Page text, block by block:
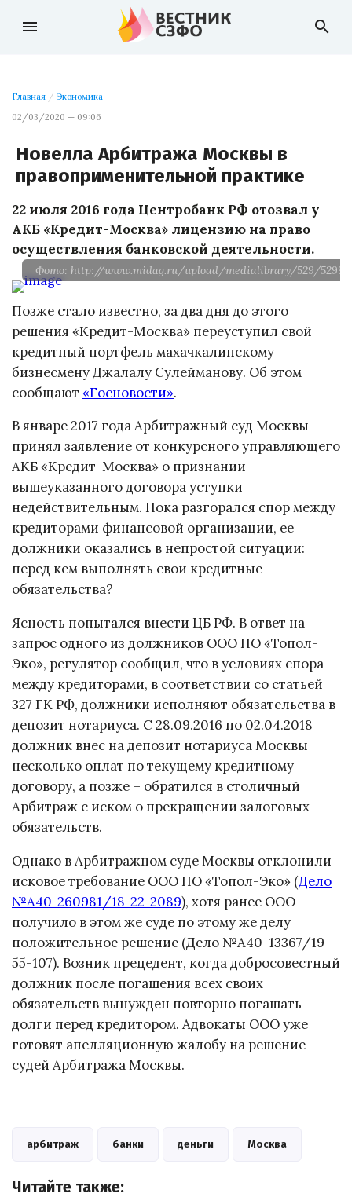
menu search
Главная / Экономика
02/03/2020 — 09:06
Новелла Арбитража Москвы в
правоприменительной практике
22 июля 2016 года Центробанк РФ отозвал у
АКБ «Кредит-Москва» лицензию на право
осуществления банковской деятельности.
Фото: http://www.midag.ru/upload/medialibrary/529/
Позже стало известно, за два дня до этого
решения «Кредит-Москва» переуступил свой
кредитный портфель махачкалинскому
бизнесмену Джалалу Сулейманову. Об этом
сообщают «Госновости».
В январе 2017 года Арбитражный суд Москвы
принял заявление от конкурсного управляющего
АКБ «Кредит-Москва» о признании
вышеуказанного договора уступки
недействительным. Пока разгорался спор между
кредиторами финансовой организации, ее
должники оказались в непростой ситуации:
перед кем выполнять свои кредитные
обязательства?
Ясность попытался внести ЦБ РФ. В ответ на
запрос одного из должников ООО ПО «Топол-
Эко», регулятор сообщил, что в условиях спора
между кредиторами, в соответствии со статьей
327 ГК РФ, должники исполняют обязательства в
депозит нотариуса. С 28.09.2016 по 02.04.2018
должник внес на депозит нотариуса Москвы
несколько оплат по текущему кредитному
договору, а позже – обратился в столичный
Арбитраж с иском о прекращении залоговых
обязательств.
Однако в Арбитражном суде Москвы отклонили
исковое требование ООО ПО «Топол-Эко» (Дело
№А40-260981/18-22-2089), хотя ранее ООО
получило в этом же суде по этому же делу
положительное решение (Дело №А40-13367/19-
55-107). Возник прецедент, когда добросовестный
должник после погашения всех своих
обязательств вынужден повторно погашать
долги перед кредитором. Адвокаты ООО уже
готовят апелляционную жалобу на решение
судей Арбитража Москвы.
арбитраж банки деньги Москва
Читайте также: